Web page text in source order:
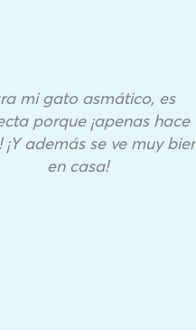
mi gato asmático, es
porque ¡apenas hace
¡Y además se ve muy
en casa!